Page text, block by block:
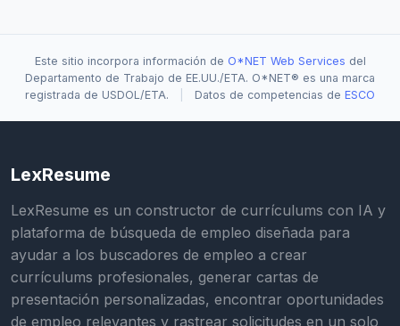
Este sitio incorpora información de O*NET Web Services del
Departamento de Trabajo de EE.UU./ETA. O*NET® es una marca
registrada de USDOL/ETA.
Datos de competencias de ESCO
LexResume
LexResume es un constructor de currículums con IA y
plataforma de búsqueda de empleo diseñada para
ayudar a los buscadores de empleo a crear
currículums profesionales, generar cartas de
presentación personalizadas, encontrar oportunidades
de empleo relevantes y rastrear solicitudes en un solo